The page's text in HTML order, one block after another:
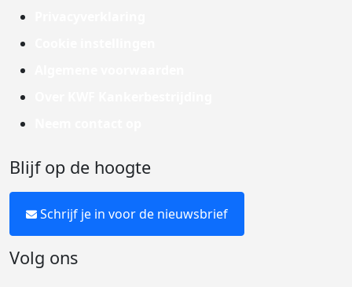
Blijf op de hoogte
Schrijf je in voor de nieuwsbrief
Volg ons